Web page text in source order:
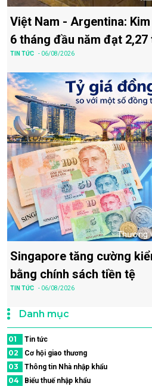
Việt Nam - Argentina:
6 tháng đầu năm đạt 2,27
TIN TỨC - 06/08/2026
Singapore tăng cường
bằng chính sách tiền tệ
TIN TỨC - 06/08/2026
Danh mục
01 Tin tức
02 Cơ hội giao thương
03 Thông tin Nhà nhập khẩu
04 Biểu thuế nhập khẩu